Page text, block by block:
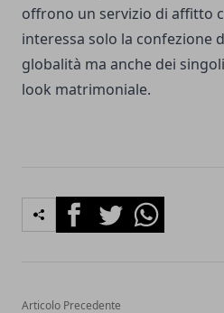
offrono un servizio di affitto
interessa solo la confezione
globalità ma anche dei
look matrimoniale.
FacebookTwitterWhatsapp
Articolo Precedente